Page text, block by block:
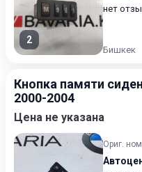
2
нет
Бишкек
Кнопка памяти
2000-2004
Цена не указана
Ориг.